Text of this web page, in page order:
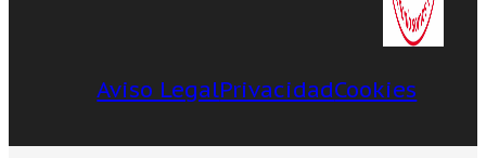
Aviso LegalPrivacidadCookies